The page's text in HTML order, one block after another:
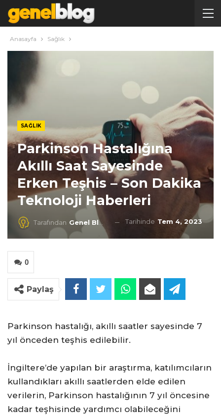
Anasayfa Sağlık
SAĞLIK
Parkinson Hastalığına
Akıllı Saat Sayesinde
Erken Teşhis – Son Dakika
Teknoloji Haberleri
Tarafından Genel Blog Tarihinde Tem 4, 2023
0
Paylaş
Parkinson hastalığı, akıllı saatler sayesinde 7
yıl önceden teşhis edilebilir.
İngiltere’de yapılan bir araştırma, katılımcıların
kullandıkları akıllı saatlerden elde edilen
verilerin, Parkinson hastalığının 7 yıl öncesine
kadar teşhisinde yardımcı olabileceğini